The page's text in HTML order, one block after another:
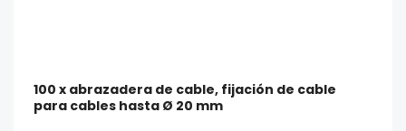
100 x abrazadera de cable, fijación de cable
para cables hasta Ø 20 mm